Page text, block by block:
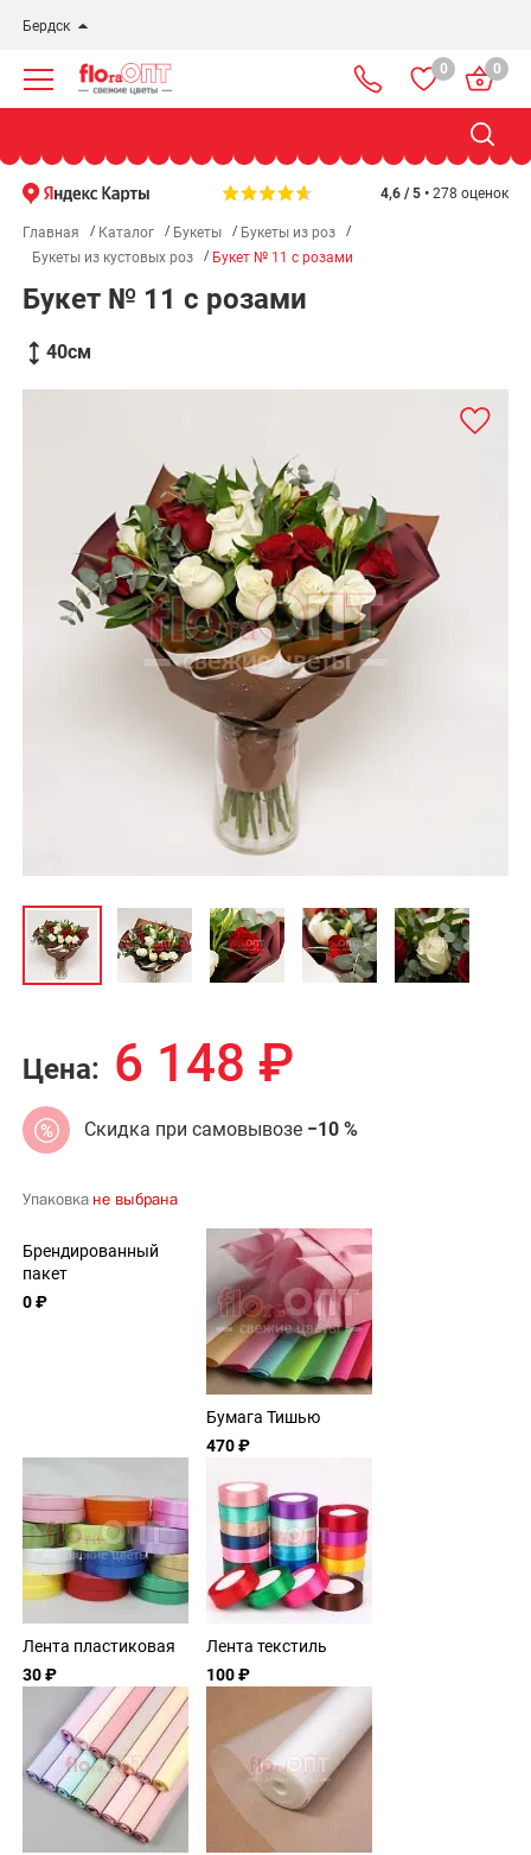
Бердск
Новосибирск
Бердск
0 0
4,6 / 5 • 278 оценок
Главная Каталог Букеты
Букеты из роз
Букеты из кустовых роз
Букет № 11 с розами
Букет № 11 с розами
40см
Цена: 6 148 ₽
Скидка при самовывозе −10 %
Упаковка не выбрана
Брендированный
пакет
0 ₽
Бумага Тишью
470 ₽
Лента пластиковая
30 ₽
Лента текстиль
100 ₽